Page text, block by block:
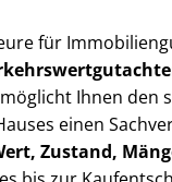
für
Ihnen den
einen
Zustand,